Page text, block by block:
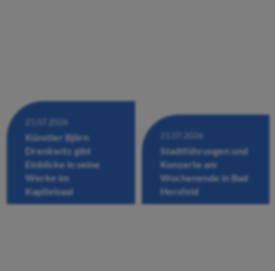
21.07.2026
Künstler Björn
Drenkwitz gibt
Einblicke in seine
Werke im
Kapitelsaal
21.07.2026
Stadtführungen und
Konzerte am
Wochenende in Bad
Hersfeld